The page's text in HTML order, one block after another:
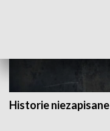
Historie niezapisane